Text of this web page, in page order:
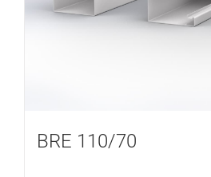
BRE 110/70